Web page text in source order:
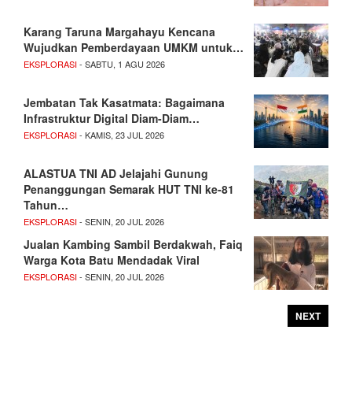
Karang Taruna Margahayu Kencana
Wujudkan Pemberdayaan UMKM untuk…
EKSPLORASI- SABTU, 1 AGU 2026
Jembatan Tak Kasatmata: Bagaimana
Infrastruktur Digital Diam-Diam…
EKSPLORASI- KAMIS, 23 JUL 2026
ALASTUA TNI AD Jelajahi Gunung
Penanggungan Semarak HUT TNI ke-81
Tahun…
EKSPLORASI- SENIN, 20 JUL 2026
Jualan Kambing Sambil Berdakwah, Faiq
Warga Kota Batu Mendadak Viral
EKSPLORASI- SENIN, 20 JUL 2026
NEXT